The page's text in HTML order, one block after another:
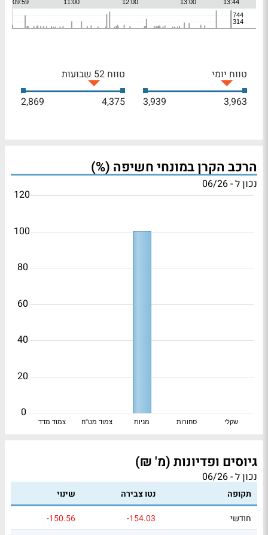
טווח יומי
3,963
3,939
טווח 52 שבועות
4,375
2,869
הרכב הקרן במונחי חשיפה (%)
נכון ל - 06/26
צמוד מדד צמוד מט"ח מניות סחורות שקלי
0
20
40
60
80
100
120
גיוסים ופדיונות (מ' ₪)
נכון ל - 06/26
תקופה נטו צבירה
שינוי
חודשי
-154.03
-150.56